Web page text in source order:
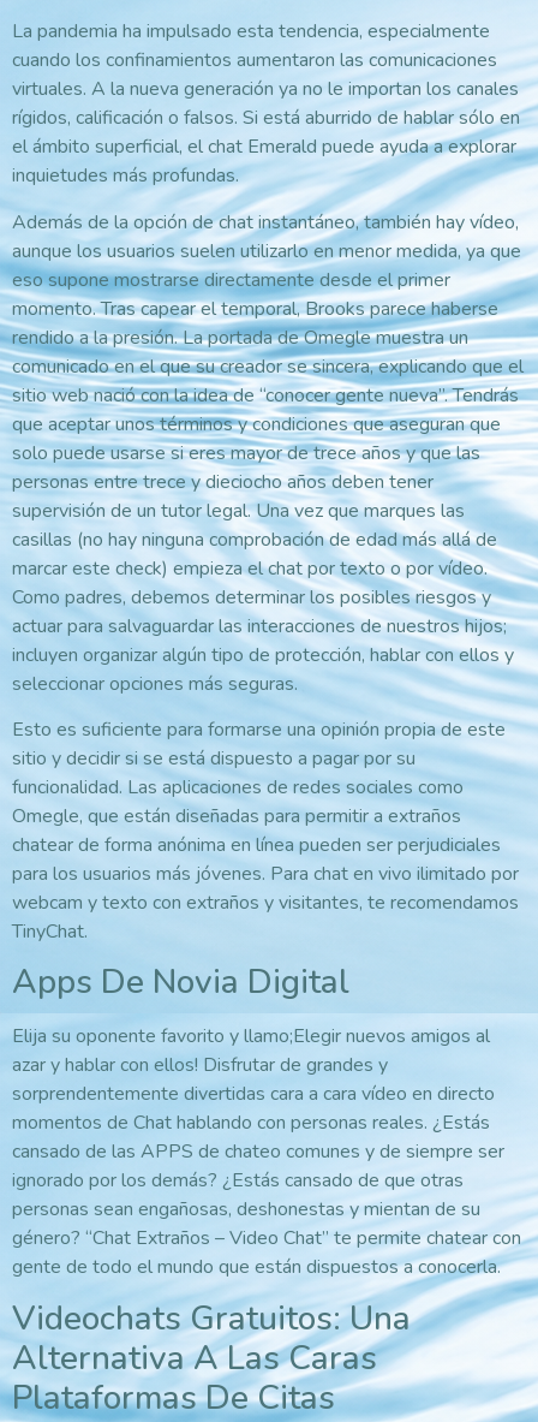
La pandemia ha impulsado esta tendencia, especialmente
cuando los confinamientos aumentaron las comunicaciones
virtuales. A la nueva generación ya no le importan los canales
rígidos, calificación o falsos. Si está aburrido de hablar sólo en
el ámbito superficial, el chat Emerald puede ayuda a explorar
inquietudes más profundas.
Además de la opción de chat instantáneo, también hay vídeo,
aunque los usuarios suelen utilizarlo en menor medida, ya que
eso supone mostrarse directamente desde el primer
momento. Tras capear el temporal, Brooks parece haberse
rendido a la presión. La portada de Omegle muestra un
comunicado en el que su creador se sincera, explicando que el
sitio web nació con la idea de “conocer gente nueva”. Tendrás
que aceptar unos términos y condiciones que aseguran que
solo puede usarse si eres mayor de trece años y que las
personas entre trece y dieciocho años deben tener
supervisión de un tutor legal. Una vez que marques las
casillas (no hay ninguna comprobación de edad más allá de
marcar este check) empieza el chat por texto o por vídeo.
Como padres, debemos determinar los posibles riesgos y
actuar para salvaguardar las interacciones de nuestros hijos;
incluyen organizar algún tipo de protección, hablar con ellos y
seleccionar opciones más seguras.
Esto es suficiente para formarse una opinión propia de este
sitio y decidir si se está dispuesto a pagar por su
funcionalidad. Las aplicaciones de redes sociales como
Omegle, que están diseñadas para permitir a extraños
chatear de forma anónima en línea pueden ser perjudiciales
para los usuarios más jóvenes. Para chat en vivo ilimitado por
webcam y texto con extraños y visitantes, te recomendamos
TinyChat.
Apps De Novia Digital
Elija su oponente favorito y llamo;Elegir nuevos amigos al
azar y hablar con ellos! Disfrutar de grandes y
sorprendentemente divertidas cara a cara vídeo en directo
momentos de Chat hablando con personas reales. ¿Estás
cansado de las APPS de chateo comunes y de siempre ser
ignorado por los demás? ¿Estás cansado de que otras
personas sean engañosas, deshonestas y mientan de su
género? “Chat Extraños – Video Chat” te permite chatear con
gente de todo el mundo que están dispuestos a conocerla.
Videochats Gratuitos: Una
Alternativa A Las Caras
Plataformas De Citas